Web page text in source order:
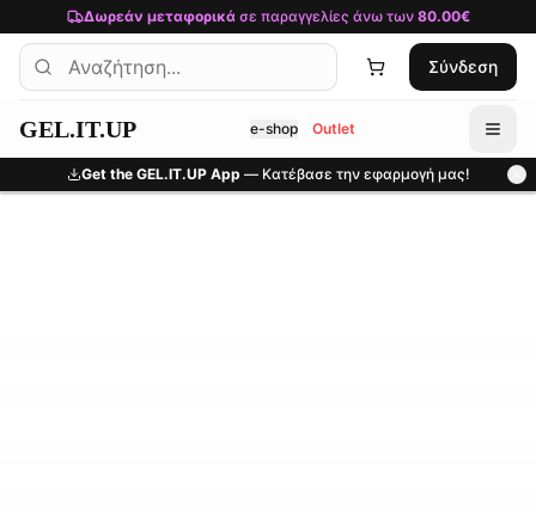
Μετάβαση στο κύριο περιεχόμενο
Δωρεάν μεταφορικάσε παραγγελίες άνω των 80.00€
Σύνδεση
GEL.IT.UP e-shop Outlet
Get the GEL.IT.UP App — Κατέβασε την εφαρμογή μας!